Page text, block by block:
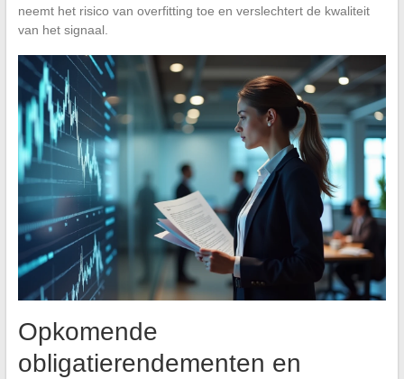
neemt het risico van overfitting toe en verslechtert de kwaliteit
van het signaal.
Opkomende
obligatierendementen en